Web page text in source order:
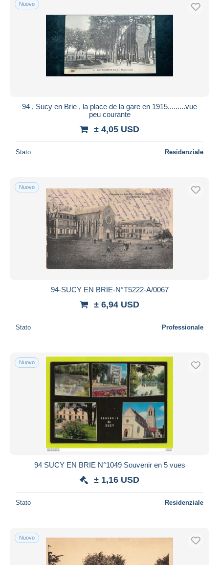
Nuovo
94 , Sucy en Brie , la place de la gare en 1915.........vue
peu courante
± 4,05 USD
Stato Residenziale
Nuovo
94-SUCY EN BRIE-N°T5222-A/0067
± 6,94 USD
Stato Professionale
Nuovo
94 SUCY EN BRIE N°1049 Souvenir en 5 vues
± 1,16 USD
Stato Residenziale
Nuovo